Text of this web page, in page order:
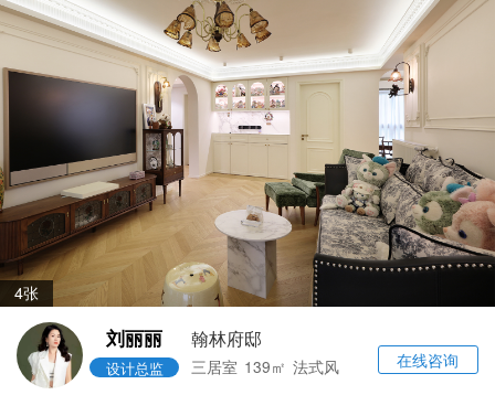
4张
刘丽丽
设计总监
翰林府邸
三居室 139㎡ 法式风 在线咨询